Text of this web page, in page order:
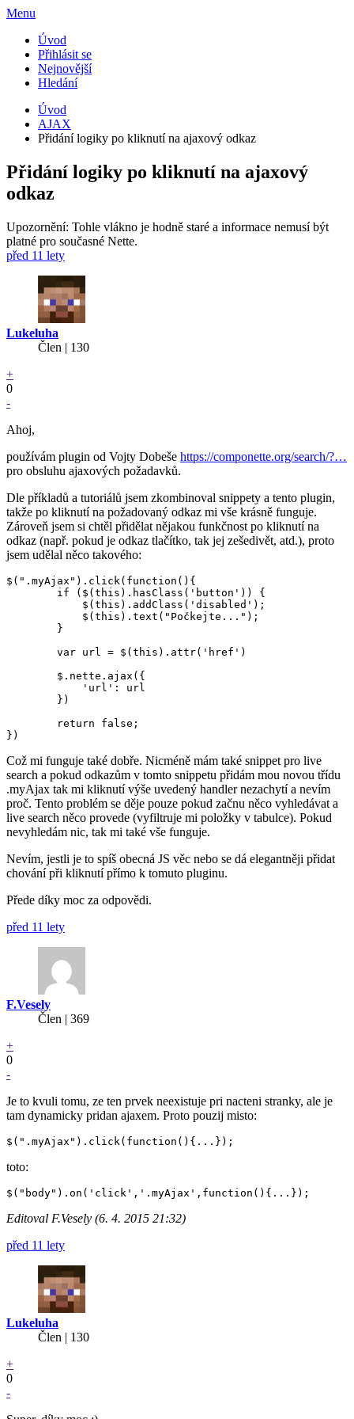
Menu
Úvod
Přihlásit se
Nejnovější
Hledání
Úvod
AJAX
Přidání logiky po kliknutí na ajaxový odkaz
Přidání logiky po kliknutí na ajaxový
odkaz
Upozornění: Tohle vlákno je hodně staré a informace nemusí být
platné pro současné Nette.
před 11 lety
Lukeluha
Člen | 130
+
0
-
Ahoj,
používám plugin od Vojty Dobeše https://componette.org/search/?…
pro obsluhu ajaxových požadavků.
Dle příkladů a tutoriálů jsem zkombinoval snippety a tento plugin,
takže po kliknutí na požadovaný odkaz mi vše krásně funguje.
Zároveň jsem si chtěl přidělat nějakou funkčnost po kliknutí na
odkaz (např. pokud je odkaz tlačítko, tak jej zešedivět, atd.), proto
jsem udělal něco takového:
$(".myAjax").click(function(){
        if ($(this).hasClass('button')) {
            $(this).addClass('disabled');
            $(this).text("Počkejte...");
        }
        var url = $(this).attr('href')
        $.nette.ajax({
            'url': url
        })
        return false;
Což mi funguje také dobře. Nicméně mám také snippet pro live
search a pokud odkazům v tomto snippetu přidám mou novou třídu
.myAjax tak mi kliknutí výše uvedený handler nezachytí a nevím
proč. Tento problém se děje pouze pokud začnu něco vyhledávat a
live search něco provede (vyfiltruje mi položky v tabulce). Pokud
nevyhledám nic, tak mi také vše funguje.
Nevím, jestli je to spíš obecná JS věc nebo se dá elegantněji přidat
chování při kliknutí přímo k tomuto pluginu.
Přede díky moc za odpovědi.
před 11 lety
F.Vesely
Člen | 369
+
0
-
Je to kvuli tomu, ze ten prvek neexistuje pri nacteni stranky, ale je
tam dynamicky pridan ajaxem. Proto pouzij misto:
toto:
Editoval F.Vesely (6. 4. 2015 21:32)
před 11 lety
Lukeluha
Člen | 130
+
0
-